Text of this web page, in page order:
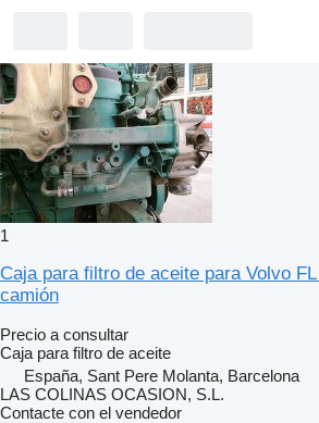
1
Caja para filtro de aceite para Volvo
camión
Precio a consultar
Caja para filtro de aceite
España, Sant Pere Molanta, Barcelona
LAS COLINAS OCASION, S.L.
Contacte con el vendedor